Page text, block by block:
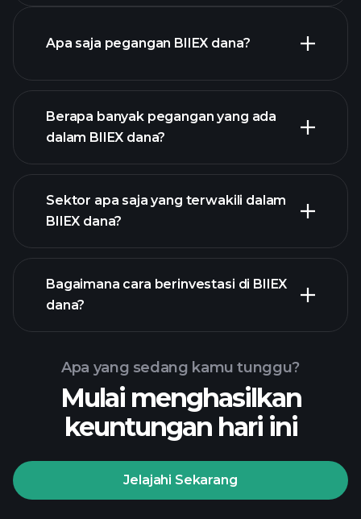
grafik BIIEX dana
pegangan
Apa saja pegangan BIIEX dana?
Berapa banyak pegangan yang ada
dalam BIIEX dana?
pegangan
Sektor apa saja yang terwakili dalam
BIIEX dana?
Bagaimana cara berinvestasi di BIIEX
dana?
Playtrade
Apa yang sedang kamu tunggu?
Mulai menghasilkan
keuntungan hari ini
Jelajahi Sekarang